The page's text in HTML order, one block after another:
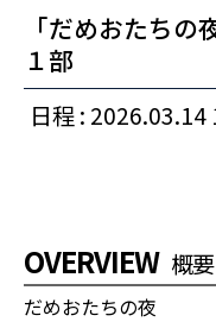
「だめおたちの
１部
日程 : 2026.03.14
OVERVIEW 概要
だめおたちの夜